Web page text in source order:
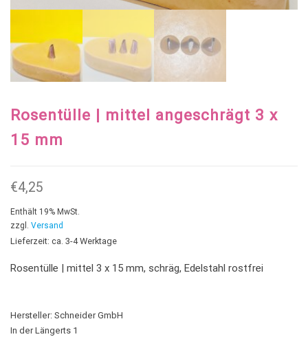
Rosentülle | mittel angeschrägt 3 x
15 mm
€4,25
Enthält 19% MwSt.
zzgl. Versand
Lieferzeit: ca. 3-4 Werktage
Rosentülle | mittel 3 x 15 mm, schräg, Edelstahl rostfrei
Hersteller: Schneider GmbH
In der Längerts 1